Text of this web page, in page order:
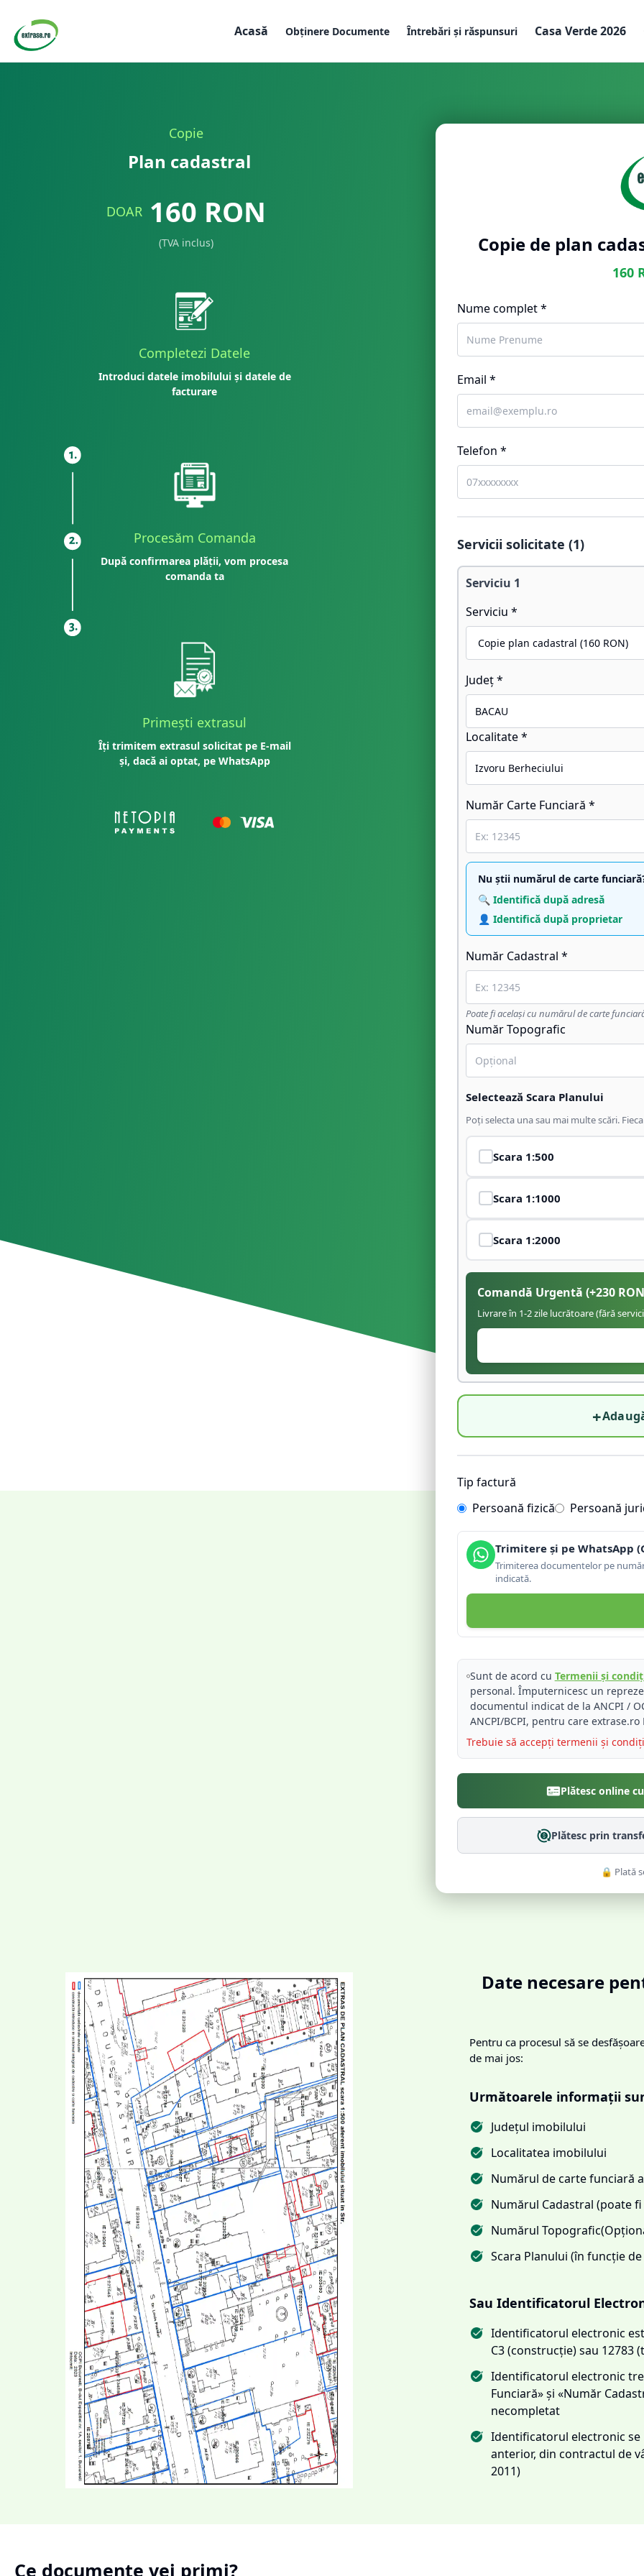
Acasă Obținere Documente Întrebări și răspunsuri Casa Verde 2026
Copie
Plan cadastral
DOAR 160 RON
(TVA inclus)
Completezi Datele
Introduci datele imobilului și datele de
facturare
Procesăm Comanda
După confirmarea plății, vom procesa
comanda ta
Primești extrasul
Îți trimitem extrasul solicitat pe E-mail
și, dacă ai optat, pe WhatsApp
Copie de plan
160
Nume complet *
Email *
Telefon *
Servicii solicitate (1)
Serviciu 1
Serviciu *
Județ *
Localitate *
Număr Carte Funciară *
Nu știi numărul de carte
🔍 Identifică după adresă
👤 Identifică după proprietar
Număr Cadastral *
Poate fi același cu numărul de carte
Număr Topografic
Selectează Scara Planului
Poți selecta una sau mai multe scări.
Scara 1:500
Scara 1:1000
Scara 1:2000
Comandă Urgentă (+230
Livrare în 1-2 zile lucrătoare (fără
+
Tip factură
Persoană fizică
Persoană
Trimitere și pe WhatsApp
Trimiterea documentelor pe
indicată.
Sunt de acord cu Termenii și
personal. Împuternicesc un
documentul indicat de la ANCPI /
ANCPI/BCPI, pentru care
Trebuie să accepți termenii și
Plătesc online
Plătesc prin
🔒 Plată
Date necesare
Pentru ca procesul să se
de mai jos:
Următoarele informații
Județul imobilului
Localitatea imobilului
Numărul de carte funciară
Numărul Cadastral (poate
Numărul
Scara Planului (în funcție
Sau Identificatorul
Identificatorul electronic
C3 (construcție) sau 12783
Identificatorul electronic
Funciară» și «Număr
necompletat
Identificatorul electronic
anterior, din contractul de
2011)
Ce documente vei primi?